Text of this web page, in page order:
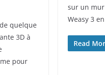
quelque
3D à
pour
sur un
Weasy 3
Read